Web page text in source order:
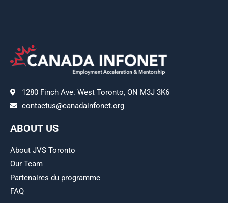
1280 Finch Ave. West Toronto, ON M3J 3K6
contactus@canadainfonet.org
ABOUT US
About JVS Toronto
Our Team
Partenaires du programme
FAQ